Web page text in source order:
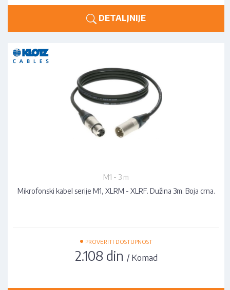
DETALJNIJE
M1 - 3 m
Mikrofonski kabel serije M1, XLRM - XLRF. Dužina 3m. Boja crna.
• PROVERITI DOSTUPNOST
2.108 din / Komad